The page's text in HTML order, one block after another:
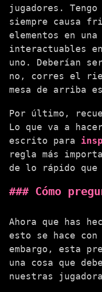
jugadores.
siempre causa
elementos en
interactuables
uno. Deberían
no, corres el
mesa de arriba
Por último,
Lo que va a
escrito para
regla más
de lo rápido que
Cómo
Ahora que has
esto se hace
embargo, esta
una cosa que
nuestras